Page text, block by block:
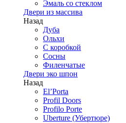
Эмаль со стеклом
Двери из массива
Назад
Дуба
Ольхи
С коробкой
Сосны
Филенчатые
Двери эко шпон
Назад
El’Porta
Profil Doors
Profilo Porte
Uberture (Убертюре)